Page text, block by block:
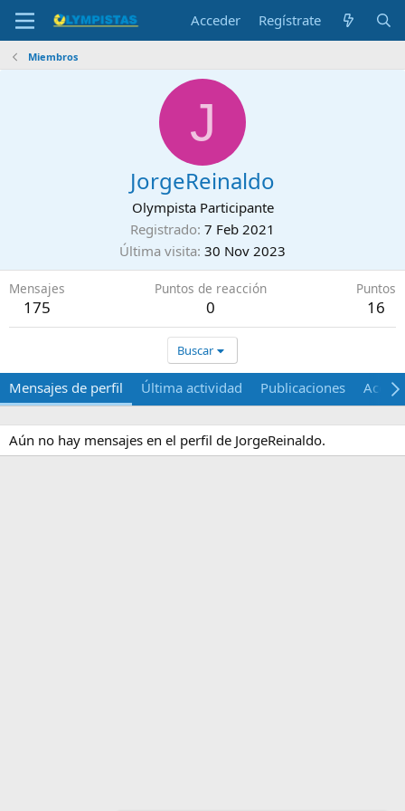
Acceder Regístrate
Miembros
J
JorgeReinaldo
Olympista Participante
Registrado 7 Feb 2021
Última visita 30 Nov 2023
Mensajes
175
Puntos de reacción
0
Puntos
16
Buscar
Mensajes de perfil Última actividad Publicaciones Acerca
Aún no hay mensajes en el perfil de JorgeReinaldo.